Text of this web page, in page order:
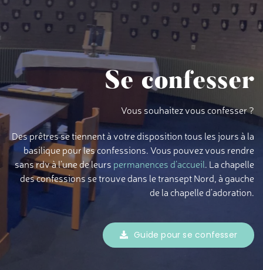
Se confesser
Vous souhaitez vous confesser ?
Des prêtres se tiennent à votre disposition tous les jours à la
basilique pour les confessions. Vous pouvez vous rendre
sans rdv à l’une de leurs permanences d’accueil. La chapelle
des confessions se trouve dans le transept Nord, à gauche
de la chapelle d’adoration.
Guide pour se confesser